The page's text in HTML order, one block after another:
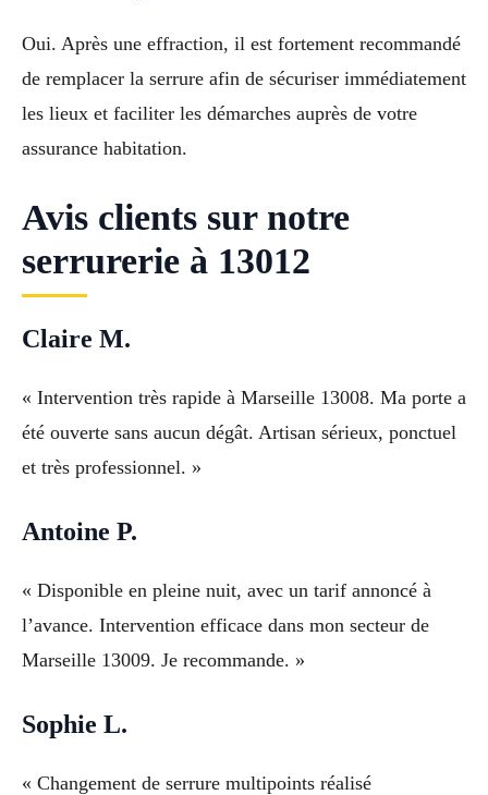
Oui. Après une effraction, il est fortement recommandé
de remplacer la serrure afin de sécuriser immédiatement
les lieux et faciliter les démarches auprès de votre
assurance habitation.
Avis clients sur notre
serrurerie à 13012
Claire M.
« Intervention très rapide à Marseille 13008. Ma porte a
été ouverte sans aucun dégât. Artisan sérieux, ponctuel
et très professionnel. »
Antoine P.
« Disponible en pleine nuit, avec un tarif annoncé à
l’avance. Intervention efficace dans mon secteur de
Marseille 13009. Je recommande. »
Sophie L.
« Changement de serrure multipoints réalisé